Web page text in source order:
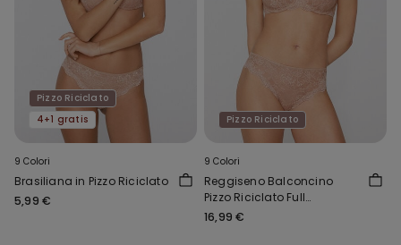
Pizzo Riciclato
4+1 gratis
9 Colori
Brasiliana in Pizzo Riciclato
5,99 €
Pizzo Riciclato
9 Colori
Reggiseno Balconcino
Pizzo Riciclato Full
Coverage Prague
16,99 €